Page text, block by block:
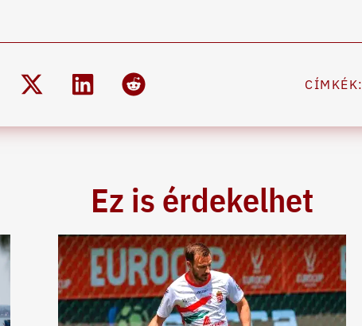
CÍMKÉK:
Ez is érdekelhet